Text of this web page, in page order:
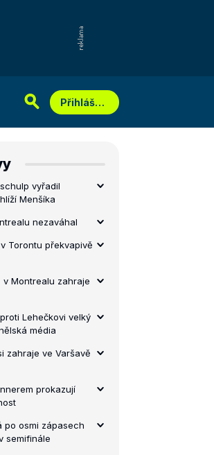
Přihlášení
vyřadil
Menšíka
nezaváhal
Torontu překvapivě
v Montrealu zahraje
Lehečkovi velký
média
zahraje ve Varšavě
prokazují
po osmi zápasech
semifinále